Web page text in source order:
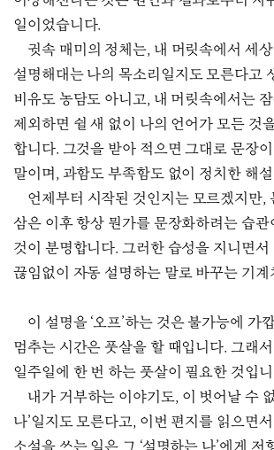
일이었습니다.
귓속 매미의 정체는, 내 머릿속에서 세
설명해대는 나의 목소리일지도 모른다고
비유도 농담도 아니고, 내 머릿속에서는
제외하면 쉴 새 없이 나의 언어가 모든 것
합니다. 그것을 받아 적으면 그대로 문장
말이며, 과함도 부족함도 없이 정치한 해
언제부터 시작된 것인지는 모르겠지만,
삼은 이후 항상 뭔가를 문장화하려는 습
것이 분명합니다. 그러한 습성을 지니면
끊임없이 자동 설명하는 말로 바꾸는 기계
이 설명을 ‘오프’하는 것은 불가능에 가
멈추는 시간은 풋살을 할 때입니다. 그래
일주일에 한 번 하는 풋살이 필요한 것입
내가 거부하는 이야기도, 이 벗어날 수
나’일지도 모른다고, 이번 편지를 읽으면